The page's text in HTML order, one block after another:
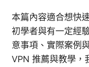
本篇內容適合想快
初學者與有一定經
意事項、實際案例
VPN 推薦與教學，